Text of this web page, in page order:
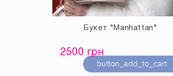
Букет "Manhattan"
2500 грн
button_add_to_cart